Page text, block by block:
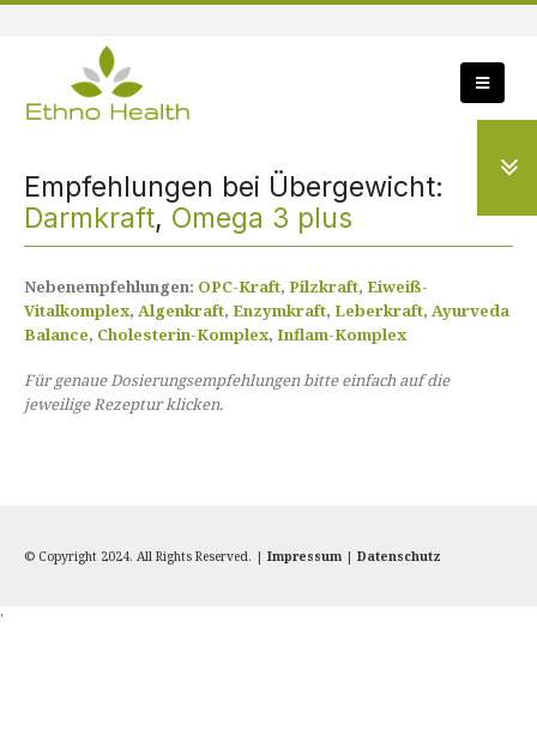
Empfehlungen bei Übergewicht:
Darmkraft, Omega 3 plus
Nebenempfehlungen: OPC-Kraft, Pilzkraft, Eiweiß-
Vitalkomplex, Algenkraft, Enzymkraft, Leberkraft, Ayurveda
Balance, Cholesterin-Komplex, Inflam-Komplex
Für genaue Dosierungsempfehlungen bitte einfach auf die
jeweilige Rezeptur klicken.
© Copyright 2024. All Rights Reserved. | Impressum | Datenschutz
'